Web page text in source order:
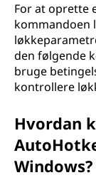
For at oprette
kommandoen
den følgende
bruge
kontrollere
Hvordan
Windows?